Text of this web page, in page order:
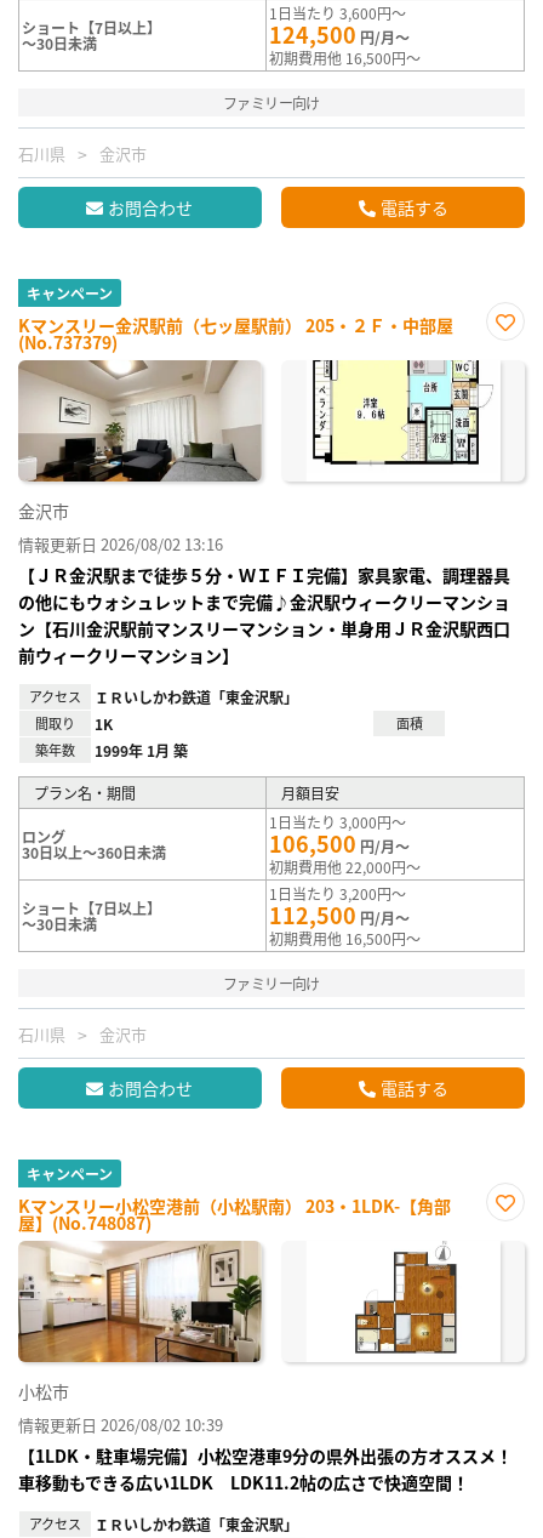
ショート【7日以上】
～30日未満
1日当たり 3,600円～
124,500 円/月～
初期費用他 16,500円～
ファミリー向け
石川県 金沢市
お問合わせ 電話する
キャンペーン
Kマンスリー金沢駅前（七ッ屋駅前） 205・２Ｆ・中部屋
(No.737379)
に入
り登
録
金沢市
情報更新日 2026/08/02 13:16
【ＪＲ金沢駅まで徒歩５分・ＷＩＦＩ完備】家具家電、調理器具
の他にもウォシュレットまで完備♪金沢駅ウィークリーマンショ
ン【石川金沢駅前マンスリーマンション・単身用ＪＲ金沢駅西口
前ウィークリーマンション】
アクセス ＩＲいしかわ鉄道「東金沢駅」
間取り 1K
面積
築年数
1999年 1月 築
プラン名・期間 月額目安
ロング
30日以上～360日未満
1日当たり 3,000円～
106,500 円/月～
初期費用他 22,000円～
ショート【7日以上】
～30日未満
1日当たり 3,200円～
112,500 円/月～
初期費用他 16,500円～
ファミリー向け
石川県 金沢市
お問合わせ 電話する
キャンペーン
Kマンスリー小松空港前（小松駅南） 203・1LDK-【角部
屋】(No.748087)
に入
小松市
情報更新日 2026/08/02 10:39
【1LDK・駐車場完備】小松空港車9分の県外出張の方オススメ！
車移動もできる広い1LDK LDK11.2帖の広さで快適空間！
アクセス ＩＲいしかわ鉄道「東金沢駅」